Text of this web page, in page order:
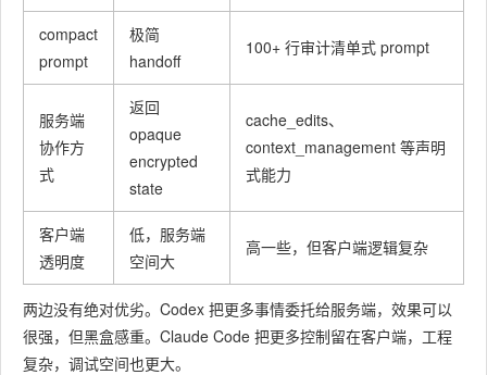
compact
prompt
极简
handoff
100+ 行审计清单式 prompt
服务端
协作方
式
返回
opaque
encrypted
state
cache_edits、
context_management 等声明
式能力
客户端
透明度
低，服务端
空间大
高一些，但客户端逻辑复杂
两边没有绝对优劣。Codex 把更多事情委托给服务端，效果可以
很强，但黑盒感重。Claude Code 把更多控制留在客户端，工程
复杂，调试空间也更大。